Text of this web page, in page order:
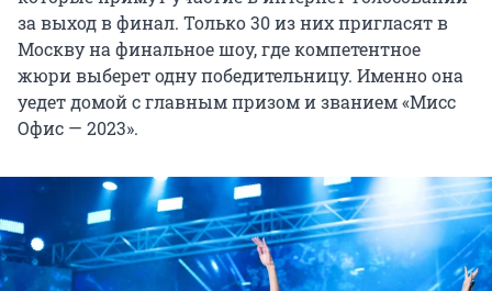
за выход в финал. Только 30 из них пригласят в
Москву на финальное шоу, где компетентное
жюри выберет одну победительницу. Именно она
уедет домой с главным призом и званием «Мисс
Офис — 2023».